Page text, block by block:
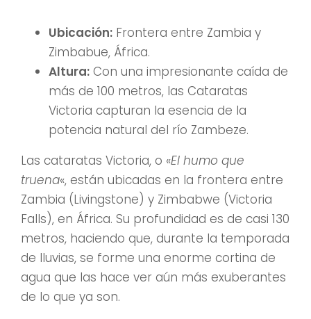
Ubicación: Frontera entre Zambia y
Zimbabue, África.
Altura: Con una impresionante caída de
más de 100 metros, las Cataratas
Victoria capturan la esencia de la
potencia natural del río Zambeze.
Las cataratas Victoria, o «El humo que
truena«, están ubicadas en la frontera entre
Zambia (Livingstone) y Zimbabwe (Victoria
Falls), en África. Su profundidad es de casi 130
metros, haciendo que, durante la temporada
de lluvias, se forme una enorme cortina de
agua que las hace ver aún más exuberantes
de lo que ya son.